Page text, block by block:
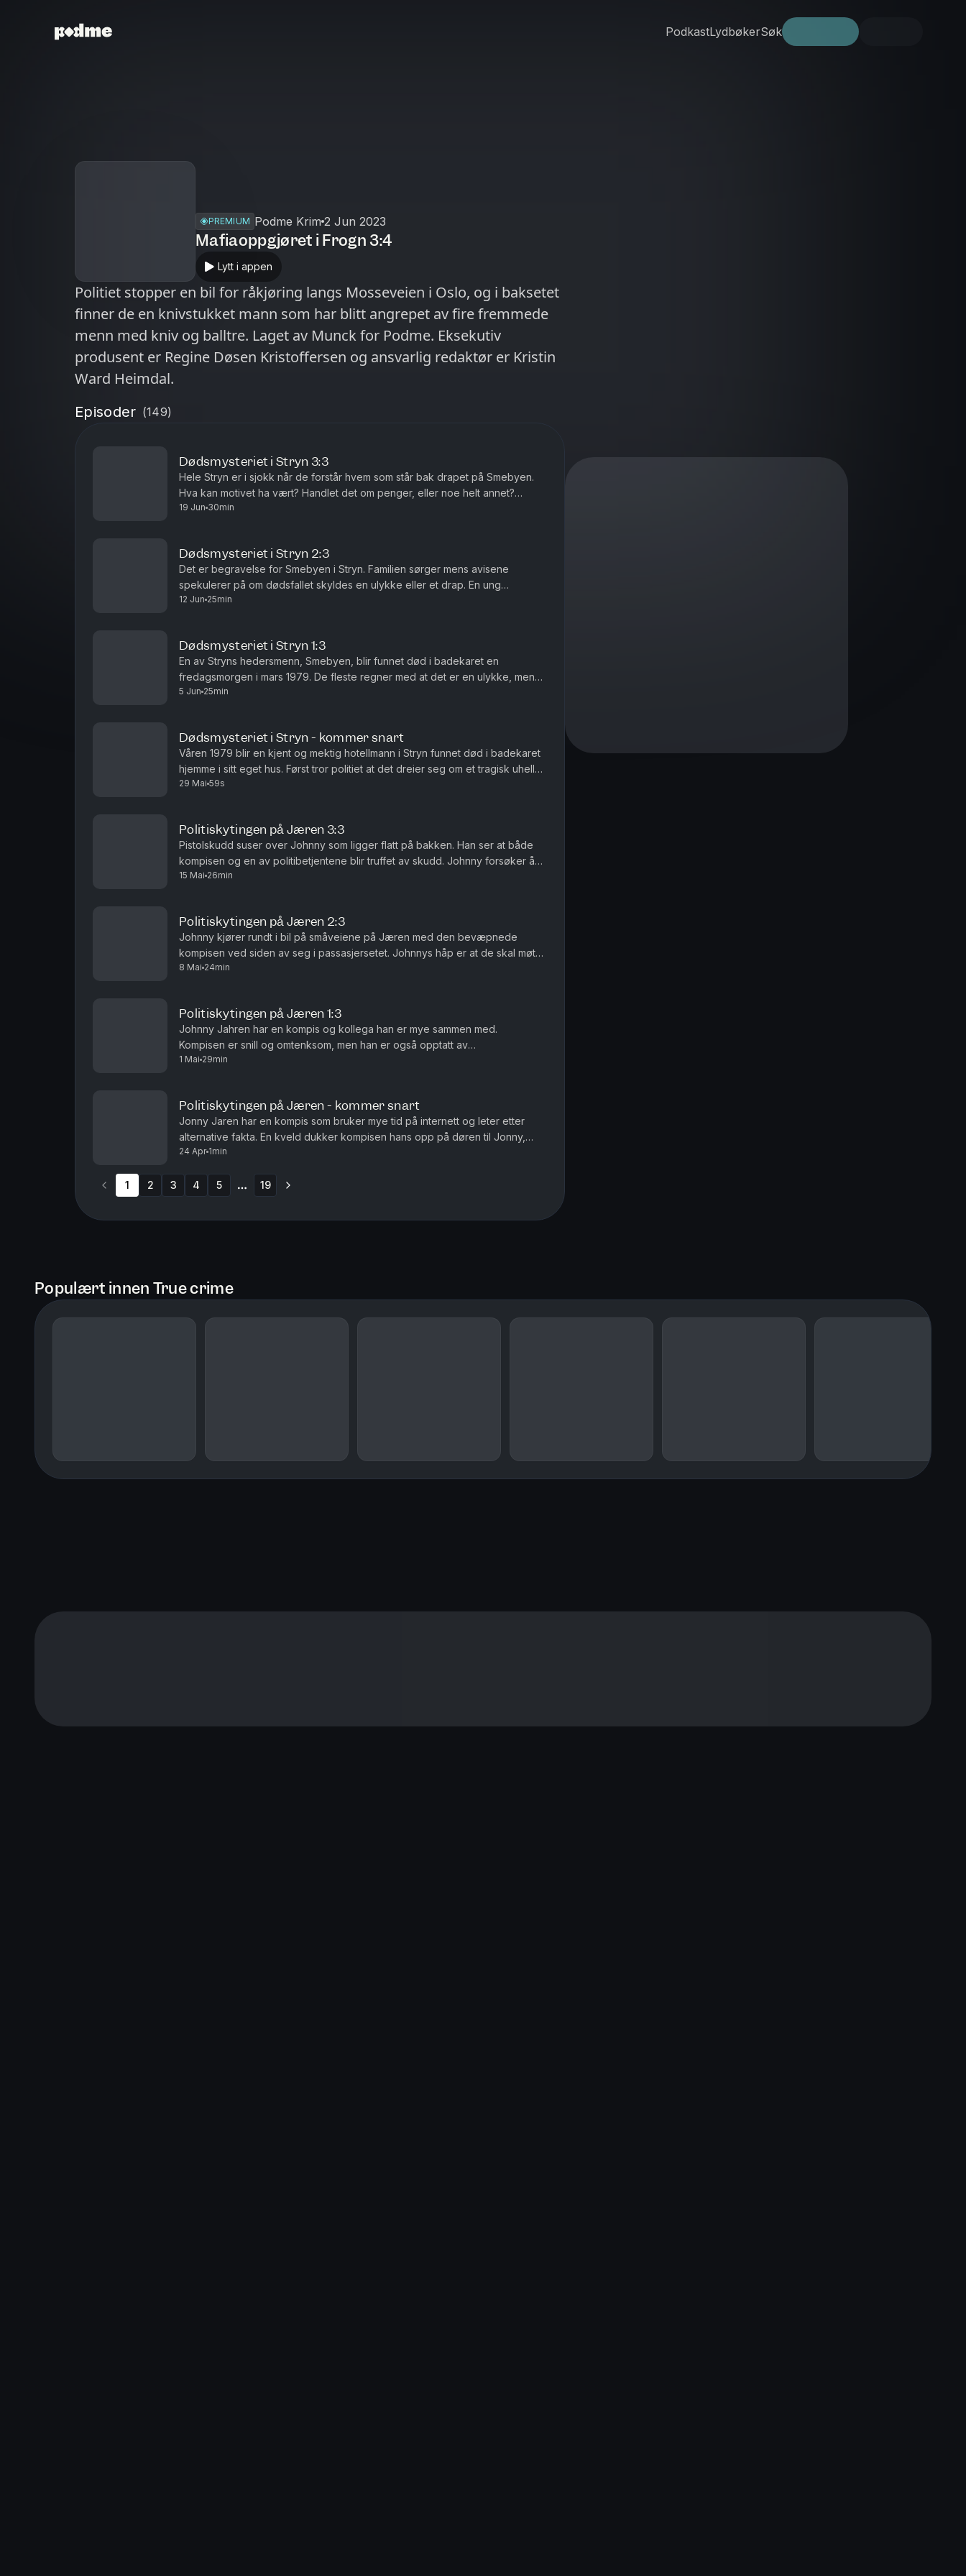
PodkastLydbøkerSøk
PREMIUM Podme Krim 2 Jun 2023
Mafiaoppgjøret i Frogn 3:4
Lytt i appen
Politiet stopper en bil for råkjøring langs Mosseveien i Oslo, og i baksetet
finner de en knivstukket mann som har blitt angrepet av fire fremmede
menn med kniv og balltre. Laget av Munck for Podme. Eksekutiv
produsent er Regine Døsen Kristoffersen og ansvarlig redaktør er Kristin
Ward Heimdal.
Episoder (149)
Dødsmysteriet i Stryn 3:3
Hele Stryn er i sjokk når de forstår hvem som står bak drapet på Smebyen.
Hva kan motivet ha vært? Handlet det om penger, eller noe helt annet?
Produsert av Fenomen for Podme. Ansvarlig redaktør er ...
19 Jun 30min
Dødsmysteriet i Stryn 2:3
Det er begravelse for Smebyen i Stryn. Familien sørger mens avisene
spekulerer på om dødsfallet skyldes en ulykke eller et drap. En ung
12 Jun 25min
Dødsmysteriet i Stryn 1:3
En av Stryns hedersmenn, Smebyen, blir funnet død i badekaret en
fredagsmorgen i mars 1979. De fleste regner med at det er en ulykke, men
5 Jun 25min
Dødsmysteriet i Stryn - kommer snart
Våren 1979 blir en kjent og mektig hotellmann i Stryn funnet død i badekaret
hjemme i sitt eget hus. Først tror politiet at det dreier seg om et tragisk uhell.
29 Mai 59s
Politiskytingen på Jæren 3:3
Pistolskudd suser over Johnny som ligger flatt på bakken. Han ser at både
kompisen og en av politibetjentene blir truffet av skudd. Johnny forsøker å
hjelpe, men blir arrestert i alt kaoset som oppstå...
15 Mai 26min
Politiskytingen på Jæren 2:3
Johnny kjører rundt i bil på småveiene på Jæren med den bevæpnede
kompisen ved siden av seg i passasjersetet. Johnnys håp er at de skal møte
en politipatrulje på veien. Det gjør de. Møtet blir fatalt....
8 Mai 24min
Politiskytingen på Jæren 1:3
Johnny Jahren har en kompis og kollega han er mye sammen med.
Kompisen er snill og omtenksom, men han er også opptatt av
konspirasjonsteorier og overnaturlige fenomener. En sen romjulskveld i 2024
1 Mai 29min
Politiskytingen på Jæren - kommer snart
Jonny Jaren har en kompis som bruker mye tid på internett og leter etter
alternative fakta. En kveld dukker kompisen hans opp på døren til Jonny,
med en ladd pistol og en rifle i sekken. Han har en pl...
24 Apr 1min
1 2 3 4 5 19
Populært innen True crime